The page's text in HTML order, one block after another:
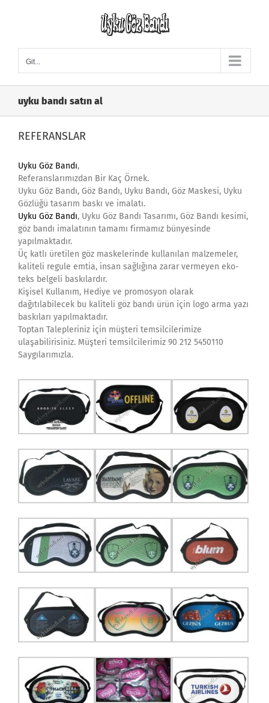
Git...
uyku bandı satın al
REFERANSLAR
Uyku Göz Bandı,
Referanslarımızdan Bir Kaç Örnek.
Uyku Göz Bandı, Göz Bandı, Uyku Bandı, Göz Maskesi, Uyku
Gözlüğü tasarım baskı ve imalatı.
Uyku Göz Bandı, Uyku Göz Bandı Tasarımı, Göz Bandı kesimi,
göz bandı imalatının tamamı firmamız bünyesinde
yapılmaktadır.
Üç katlı üretilen göz maskelerinde kullanılan malzemeler,
kaliteli regule emtia, insan sağlığına zarar vermeyen eko-
teks belgeli baskılardır.
Kişisel Kullanım, Hediye ve promosyon olarak
dağıtılabilecek bu kaliteli göz bandı ürün için logo arma yazı
baskıları yapılmaktadır.
Toptan Talepleriniz için müşteri temsilcilerimize
ulaşabilirisiniz. Müşteri temsilcilerimiz 90 212 5450110
Saygılarımızla.